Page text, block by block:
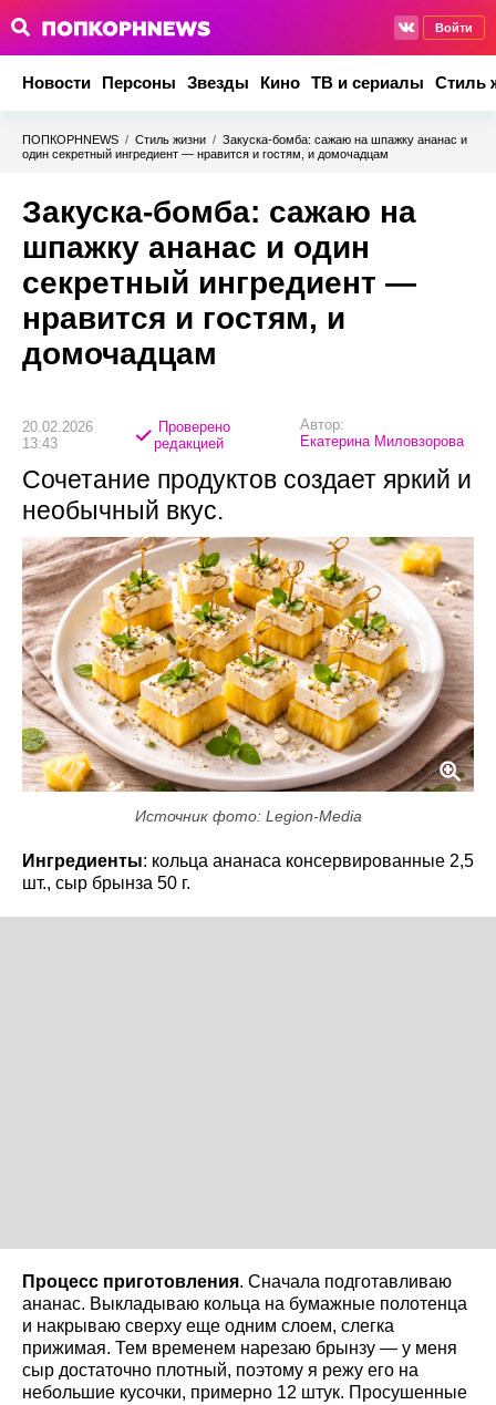
Войти
Новости Персоны Звезды Кино ТВ и сериалы Стиль
ПОПКОРНNEWS / Стиль жизни / Закуска-бомба: сажаю на шпажку ананас и
один секретный ингредиент — нравится и гостям, и домочадцам
Закуска-бомба: сажаю на
шпажку ананас и один
секретный ингредиент —
нравится и гостям, и
домочадцам
20.02.2026
13:43
Проверено
редакцией
Автор:
Екатерина Миловзорова
Сочетание продуктов создает яркий и
необычный вкус.
Источник фото: Legion-Media
Ингредиенты: кольца ананаса консервированные 2,5
шт., сыр брынза 50 г.
Процесс приготовления. Сначала подготавливаю
ананас. Выкладываю кольца на бумажные полотенца
и накрываю сверху еще одним слоем, слегка
прижимая. Тем временем нарезаю брынзу — у меня
сыр достаточно плотный, поэтому я режу его на
небольшие кусочки, примерно 12 штук. Просушенные